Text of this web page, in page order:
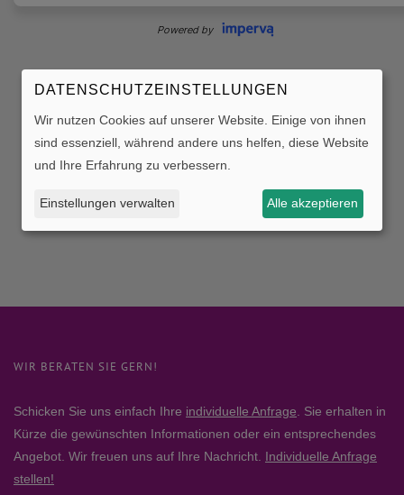
WIR BERATEN SIE GERN!
Schicken Sie uns einfach Ihre individuelle Anfrage . Sie erhalten in
Kürze die gewünschten Informationen oder ein entsprechendes
Angebot. Wir freuen uns auf Ihre Nachricht. Individuelle Anfrage
stellen!
DATENSCHUTZEINSTELLUNGEN
Wir nutzen Cookies auf unserer Website. Einige von ihnen
sind essenziell, während andere uns helfen, diese Website
und Ihre Erfahrung zu verbessern.
Einstellungen verwalten Alle akzeptieren